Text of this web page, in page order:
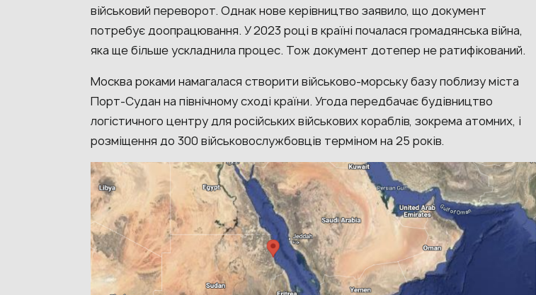
військовий переворот. Однак нове керівництво заявило, що документ
потребує доопрацювання. У 2023 році в країні почалася громадянська війна,
яка ще більше ускладнила процес. Тож документ дотепер не ратифікований.
Москва роками намагалася створити військово-морську базу поблизу міста
Порт-Судан на північному сході країни. Угода передбачає будівництво
логістичного центру для російських військових кораблів, зокрема атомних, і
розміщення до 300 військовослужбовців терміном на 25 років.